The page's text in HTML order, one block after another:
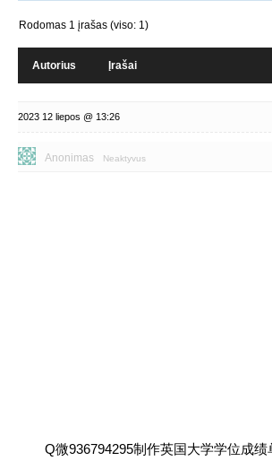
Rodomas 1 įrašas (viso: 1)
Autorius Įrašai
2023 12 liepos @ 13:26
Anonimas Neaktyvus
Q微936794295制作英国大学学位成